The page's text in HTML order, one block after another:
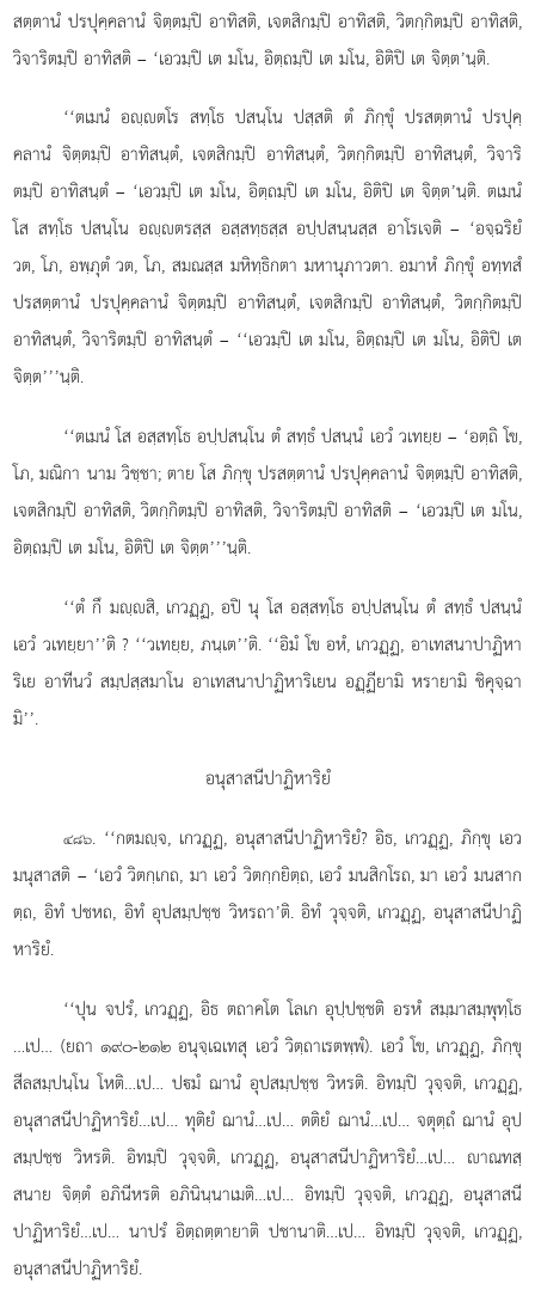
สตฺตานํ ปรปุคฺคลานํ จิตฺตมฺปิ อาทิสติ, เจตสิกมฺปิ อาทิสติ, วิตกฺกิตมฺปิ อาทิสติ,
วิจาริตมฺปิ อาทิสติ – ‘เอวมฺปิ เต มโน, อิตฺถมฺปิ เต มโน, อิติปิ เต จิตฺต’นฺติ.
‘‘ตเมนํ อฺตโร สทฺโธ ปสนฺโน ปสฺสติ ตํ ภิกฺขุํ ปรสตฺตานํ ปรปุคฺ
คลานํ จิตฺตมฺปิ อาทิสนฺตํ, เจตสิกมฺปิ อาทิสนฺตํ, วิตกฺกิตมฺปิ อาทิสนฺตํ, วิจาริ
ตมฺปิ อาทิสนฺตํ – ‘เอวมฺปิ เต มโน, อิตฺถมฺปิ เต มโน, อิติปิ เต จิตฺต’นฺติ. ตเมนํ
โส สทฺโธ ปสนฺโน อฺตรสฺส อสฺสทฺธสฺส อปฺปสนฺนสฺส อาโรเจติ – ‘อจฺฉริยํ
วต, โภ, อพฺภุตํวต, โภ, สมณสฺส มหิทฺธิกตา มหานุภาวตา. อมาหํ ภิกฺขุํ อทฺทสํ
ปรสตฺตานํ ปรปุคฺคลานํ จิตฺตมฺปิ อาทิสนฺตํ, เจตสิกมฺปิ อาทิสนฺตํ, วิตกฺกิตมฺปิ
อาทิสนฺตํ, วิจาริตมฺปิ อาทิสนฺตํ – ‘‘เอวมฺปิ เต มโน, อิตฺถมฺปิ เต มโน, อิติปิ เต
จิตฺต’’’นฺติ.
‘‘ตเมนํ โสอสฺสทฺโธ อปฺปสนฺโน ตํ สทฺธํ ปสนฺนํ เอวํ วเทยฺย – ‘อตฺถิ โข,
โภ, มณิกา นาม วิชฺชา; ตาย โส ภิกฺขุ ปรสตฺตานํ ปรปุคฺคลานํ จิตฺตมฺปิ อาทิสติ,
เจตสิกมฺปิ อาทิสติ, วิตกฺกิตมฺปิ อาทิสติ, วิจาริตมฺปิ อาทิสติ – ‘เอวมฺปิ เต มโน,
อิตฺถมฺปิ เต มโน, อิติปิ เต จิตฺต’’’นฺติ.
‘‘ตํ กึ มฺสิ, เกวฏฺฏ, อปิ นุ โส อสฺสทฺโธ อปฺปสนฺโน ตํ สทฺธํ ปสนฺนํ
เอวํ วเทยฺยา’’ติ ? ‘‘วเทยฺย, ภนฺเต’’ติ. ‘‘อิมํ โข อหํ, เกวฏฺฏ, อาเทสนาปาฏิหา
ริเย อาทีนวํ สมฺปสฺสมาโน อาเทสนาปาฏิหาริเยน อฏฺฏียามิ หรายามิ ชิคุจฺฉา
มิ’’.
อนุสาสนีปาฏิหาริยํ
๔๘๖. ‘‘กตมฺจ, เกวฏฺฏ, อนุสาสนีปาฏิหาริยํ? อิธ, เกวฏฺฏ, ภิกฺขุ เอว
มนุสาสติ – ‘เอวํ วิตกฺเกถ, มา เอวํ วิตกฺกยิตฺถ, เอวํ มนสิกโรถ, มา เอวํ มนสาก
ตฺถ, อิทํ ปชหถ, อิทํ อุปสมฺปชฺช วิหรถา’ติ. อิทํ วุจฺจติ, เกวฏฺฏ, อนุสาสนีปาฏิ
หาริยํ.
‘‘ปุน จปรํ, เกวฏฺฏ, อิธ ตถาคโต โลเก อุปฺปชฺชติ อรหํ สมฺมาสมฺพุทฺโธ
…เป… (ยถา ๑๙๐-๒๑๒ อนุจฺเฉเทสุ เอวํ วิตฺถาเรตพฺพํ). เอวํ โข, เกวฏฺฏ, ภิกฺขุ
สีลสมฺปนฺโน โหติ…เป… ปมํ ฌานํ อุปสมฺปชฺช วิหรติ. อิทมฺปิ วุจฺจติ, เกวฏฺฏ,
อนุสาสนีปาฏิหาริยํ…เป… ทุติยํ ฌานํ…เป… ตติยํ ฌานํ…เป… จตุตฺถํ ฌานํ อุป
สมฺปชฺช วิหรติ. อิทมฺปิ วุจฺจติ, เกวฏฺฏ, อนุสาสนีปาฏิหาริยํ…เป… าณทสฺ
สนาย จิตฺตํ อภินีหรติอภินินฺนาเมติ…เป… อิทมฺปิ วุจฺจติ, เกวฏฺฏ, อนุสาสนี
ปาฏิหาริยํ…เป… นาปรํ อิตฺถตฺตายาติ ปชานาติ…เป… อิทมฺปิ วุจฺจติ, เกวฏฺฏ,
อนุสาสนีปาฏิหาริยํ.